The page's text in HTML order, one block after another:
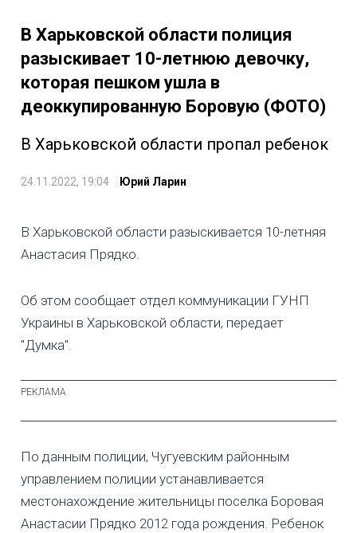
В Харьковской области полиция
разыскивает 10-летнюю девочку,
которая пешком ушла в
деоккупированную Боровую (ФОТО)
В Харьковской области пропал ребенок
24.11.2022, 19:04 Юрий Ларин
В Харьковской области разыскивается 10-летняя
Анастасия Прядко.
Об этом сообщает отдел коммуникации ГУНП
Украины в Харьковской области, передает
"Думка".
По данным полиции, Чугуевским районным
управлением полиции устанавливается
местонахождение жительницы поселка Боровая
Анастасии Прядко 2012 года рождения. Ребенок